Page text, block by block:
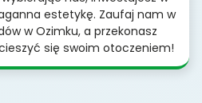
estetykę. Zaufaj nam w
w Ozimku, a przekonasz
się swoim otoczeniem!